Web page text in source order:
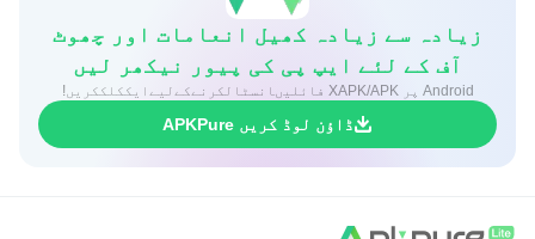
زیادہ سے زیادہ کھیل انعامات اور چھوٹ
آف کے لئے ایپ پی کی پیور نیکھر لیں
Android پر XAPK/APK فائلیںانسٹالکرنےکےلیےایککلککریں!
ڈاؤن لوڈ کریں APKPure